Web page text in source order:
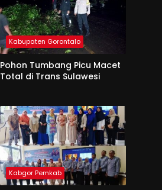
Kabupaten Gorontalo
Pohon Tumbang Picu Macet
Total di Trans Sulawesi
Kabgor Pemkab